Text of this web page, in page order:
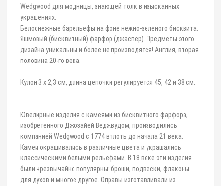
Wedgwood для модницы, знающей толк в изысканных
украшениях.
Белоснежные барельефы на фоне нежно-зеленого бисквита.
Яшмовый (бисквитный) фарфор (джаспер). Предметы этого
дизайна уникальны и более не производятся! Англия, вторая
половина 20-го века.
Кулон 3 х 2,3 см, длина цепочки регулируется 45, 42 и 38 см.
Ювелирные изделия с камеями из бисквитного фарфора,
изобретенного Джозайей Веджвудом, производились
компанией Wedgwood c 1774 вплоть до начала 21 века.
Камеи окрашивались в различные цвета и украшались
классическими белыми рельефами. В 18 веке эти изделия
были чрезвычайно популярны: броши, подвески, флаконы
для духов и многое другое. Оправы изготавливали из